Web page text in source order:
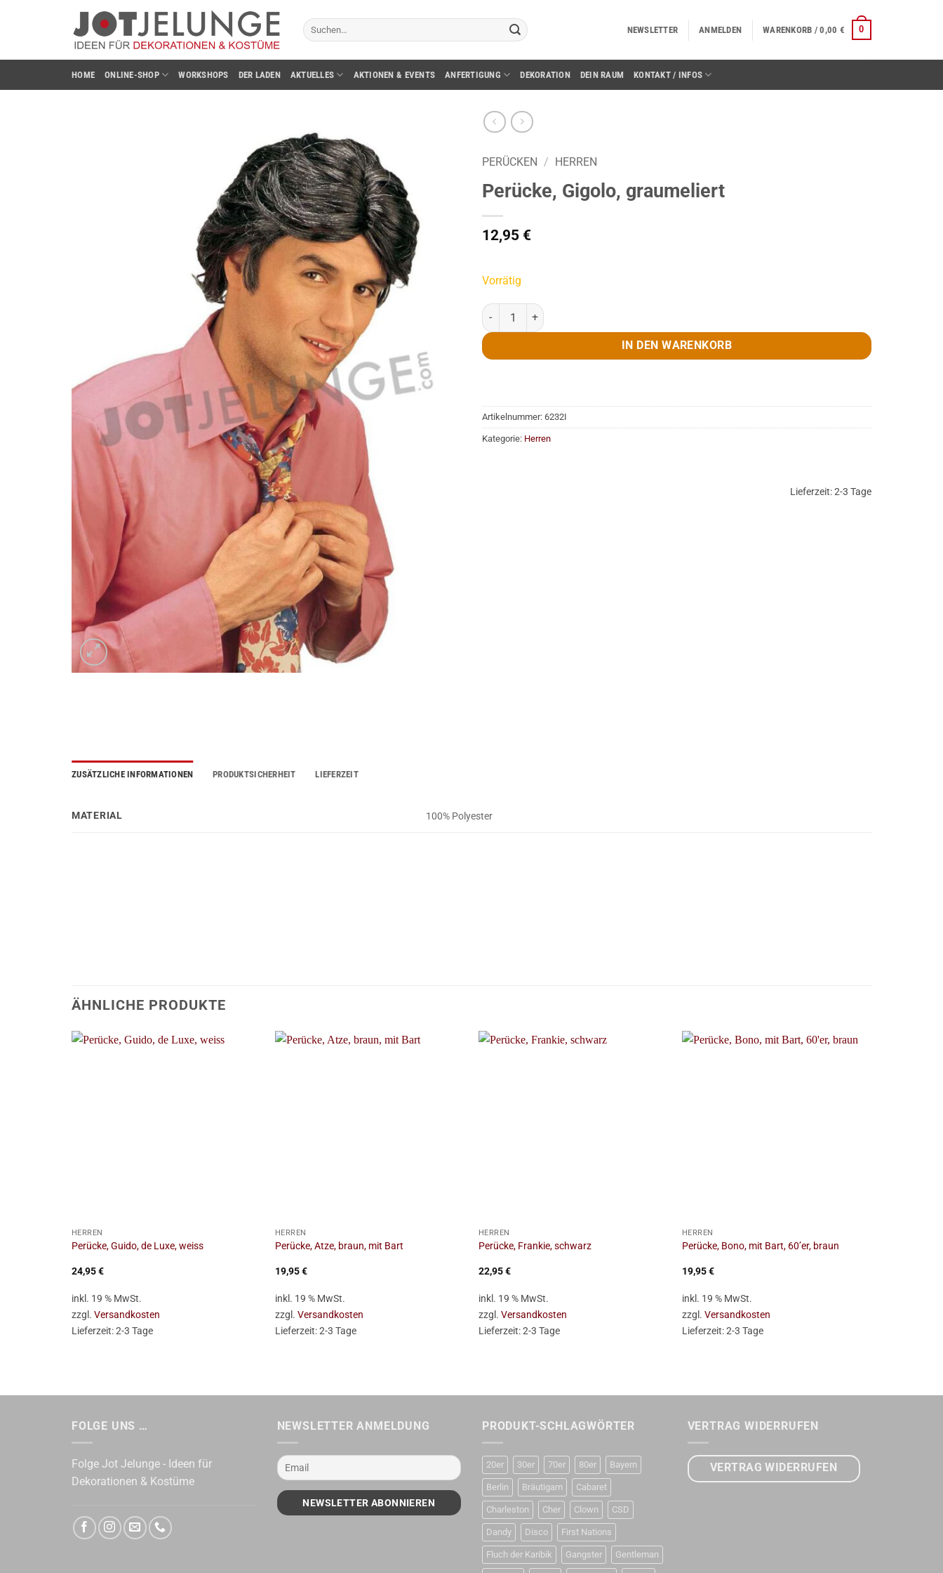
Suchen
nach:
NEWSLETTER ANMELDEN WARENKORB /0,00 € 0
HOME ONLINE-SHOP WORKSHOPS DER LADEN AKTUELLES AKTIONEN & EVENTS ANFERTIGUNG DEKORATION DEIN RAUM KONTAKT / INFOS
PERÜCKEN / HERREN
Perücke, Gigolo, graumeliert
12,95 €
Vorrätig
Perücke, Gigolo, graumeliert Menge
IN DEN WARENKORB
Artikelnummer: 6232I
Kategorie: Herren
Lieferzeit:2-3 Tage
ZUSÄTZLICHE INFORMATIONEN PRODUKTSICHERHEIT LIEFERZEIT
MATERIAL 100% Polyester
ÄHNLICHE PRODUKTE
HERREN
Perücke, Guido, de Luxe, weiss
24,95€
inkl. 19 % MwSt.
zzgl. Versandkosten
Lieferzeit:2-3 Tage
HERREN
Perücke, Atze, braun, mit Bart
19,95€
inkl. 19 % MwSt.
zzgl. Versandkosten
Lieferzeit:2-3 Tage
HERREN
Perücke, Frankie, schwarz
22,95€
inkl. 19 % MwSt.
zzgl. Versandkosten
Lieferzeit:2-3 Tage
HERREN
Perücke, Bono, mit Bart, 60’er, braun
19,95€
inkl. 19 % MwSt.
zzgl. Versandkosten
Lieferzeit:2-3 Tage
FOLGE UNS …
Folge Jot Jelunge - Ideen für
Dekorationen & Kostüme
NEWSLETTER ANMELDUNG PRODUKT-SCHLAGWÖRTER
20er 30er 70er 80er Bayern
Berlin Bräutigam Cabaret
Charleston Cher Clown CSD
Dandy Disco First Nations
Fluch der Karibik Gangster Gentleman
VERTRAG WIDERRUFEN
VERTRAG WIDERRUFEN